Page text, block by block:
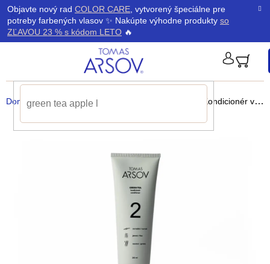
Prejsť
na
obsah
Objavte nový rad COLOR CARE, vytvorený špeciálne pre
potreby farbených vlasov ✨ Nakúpte výhodne produkty so
ZĽAVOU 23 % s kódom LETO 🔥
Domov / Produkty / Kondicionéry GREEN TEA Kondicionér vyživujúci kondicionér pre každodenné použitie
K
o
k
Späť
Späť